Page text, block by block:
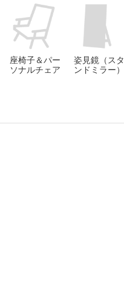
座椅子＆パー
ソナルチェア
姿見鏡（スタ
ンドミラー）